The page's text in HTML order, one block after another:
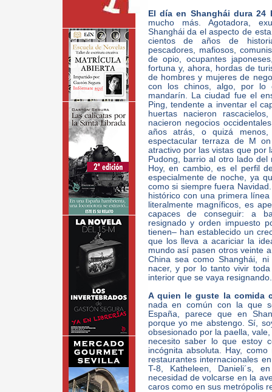
El día en Shanghái dura
mucho más. Agotadora,
Shanghái da el aspecto de
cientos de años de
pescadores, mafiosos,
de opio, ocupantes
fortuna y, ahora, hordas de
de hombres y mujeres de
con los chinos, algo, por lo
mandarín. La ciudad fue el
Ping, tendente a inventar el
huertas nacieron
nacieron negocios
años atrás, o quizá
espectacular terraza de M
atractivo por las vistas que por
Pudong, barrio al otro lado
Hoy, en cambio, es el perfil
especialmente de noche, ya
como si siempre fuera
histórico con una primera
literalmente magníficos, es
capaces de conseguir: a
resignado y orden impuesto
tienen– han establecido un
que los lleva a acariciar la
mundo así pasen otros veinte
China sea como Shanghái,
nacer, y por lo tanto vivir
interior que se vaya resignando.
A quien le guste la comida
nada en común con la que
España, parece que en
porque yo me abstengo. Sí,
obsesionado por la paella,
necesito saber lo que estoy
incógnita absoluta. Hay,
restaurantes internacionales
T-8, Katheleen, Danieli´s,
necesidad de volcarse en la
caros como en sus metrópolis